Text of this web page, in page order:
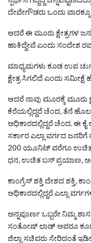
ದೇವೇಗೌಡರು ಒಂದು ವಾರಕ್ಕೂ
ಆದರೆ ಈ ಮೂರು ಕ್ಷೇತ್ರಗಳ
ಹಾಕಿದ್ದೇವೆ ಎಂದು ಸಂದೇಶ
ಮಾಧ್ಯಮಗಳು ಕೂಡ ಉಪ
ಕ್ಷೇತ್ರ ಸಿಗಲಿದೆ ಎಂದು ಸಮೀಕ್ಷೆ
ಆದರೆ ನಾವು ಮೂರಕ್ಕೆ ಮೂರು
ಕೆರೆಯಲ್ಲಿದ್ದರೆ ಚೆಂದ, ತೆನೆ
ಅಧಿಕಾರದಲ್ಲಿದ್ದರೆ ಚೆಂದ. ಈ
ಸರ್ಕಾರ ಎಲ್ಲಾ ವರ್ಗದ
200 ಯೂನಿಟ್ ವರೆಗೂ ಉಚಿತ
ಧನ, ಉಚಿತ ಬಸ್ ಪ್ರಯಾಣ,
ಕಾಂಗ್ರೆಸ್ ಶಕ್ತಿ ದೇಶದ ಶಕ್ತಿ,
ಅಧಿಕಾರದಲ್ಲಿದ್ದರೆ ಎಲ್ಲಾ
ಅನ್ನಪೂರ್ಣ ಒಬ್ಬರೇ ನಿಮ್ಮ
ಸಂತೋಷ್ ಲಾಡ್ ಅವರೂ
ಜಿಲ್ಲಾ ಸಚಿವರು ಸೇರಿದಂತೆ